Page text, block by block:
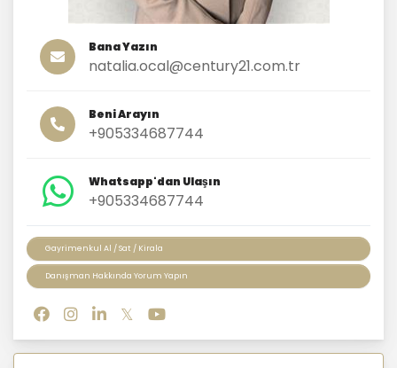
Bana Yazın
natalia.ocal@century21.com.tr
Beni Arayın
+905334687744
Whatsapp'dan Ulaşın
+905334687744
Gayrimenkul Al / Sat / Kirala
Danışman Hakkında Yorum Yapın